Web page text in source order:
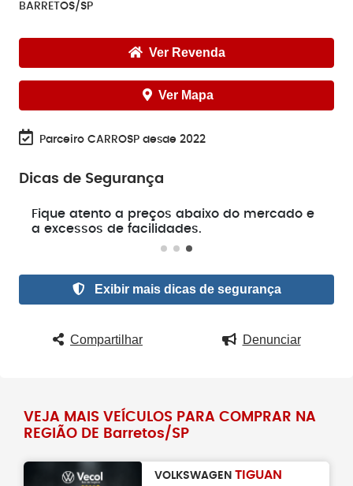
BARRETOS/SP
Ver Revenda
Ver Mapa
Parceiro CARROSP desde 2022
Dicas de Segurança
Fique atento a preços abaixo do mercado e
a excessos de facilidades.
Exibir mais dicas de segurança
Compartilhar Denunciar
VEJA MAIS VEÍCULOS PARA COMPRAR NA
REGIÃO DE Barretos/SP
VOLKSWAGEN TIGUAN